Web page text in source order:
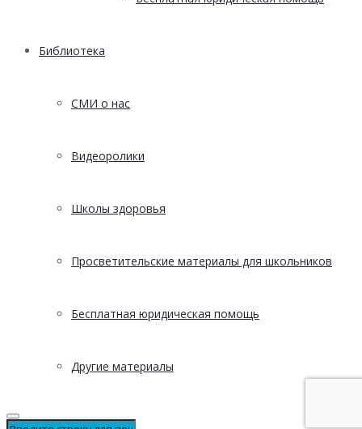
Библиотека
СМИ о нас
Видеоролики
Школы здоровья
Просветительские материалы для школьников
Бесплатная юридическая помощь
Другие материалы